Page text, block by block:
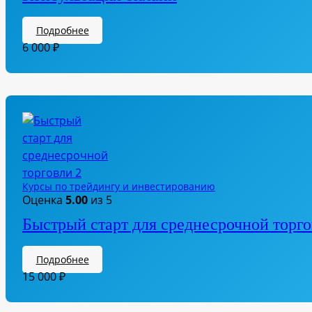
Подробнее
6 000₽
Курсы по трейдингу и инвестированию
Оценка 5.00 из 5
Быстрый старт для среднесрочной
Подробнее
15 000₽